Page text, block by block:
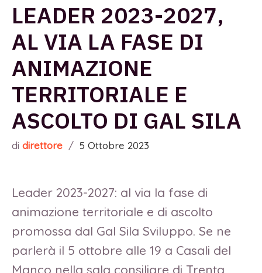
LEADER 2023-2027,
AL VIA LA FASE DI
ANIMAZIONE
TERRITORIALE E
ASCOLTO DI GAL SILA
di direttore / 5 Ottobre 2023
Leader 2023-2027: al via la fase di
animazione territoriale e di ascolto
promossa dal Gal Sila Sviluppo. Se ne
parlerà il 5 ottobre alle 19 a Casali del
Manco nella sala consiliare di Trenta